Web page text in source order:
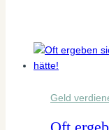
Geld